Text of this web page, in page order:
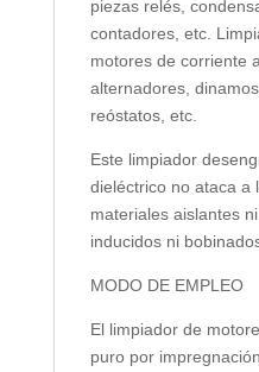
piezas relés,
contadores, etc.
motores de corriente
alternadores,
reóstatos, etc.
Este limpiador
dieléctrico no ataca a
materiales aislantes
inducidos ni
MODO DE EMPLEO
El limpiador de
puro por